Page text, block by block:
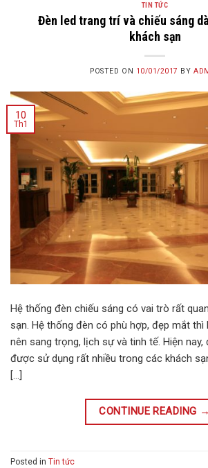
TIN TỨC
Đèn led trang trí và chiếu sáng
khách sạn
POSTED ON 10/01/2017 BY
10
Th1
Hệ thống đèn chiếu sáng có vai trò rất
sạn. Hệ thống đèn có phù hợp, đẹp mắt
nên sang trọng, lịch sự và tinh tế. Hiện nay,
được sử dụng rất nhiều trong các khách
[…]
CONTINUE READING →
Posted in Tin tức